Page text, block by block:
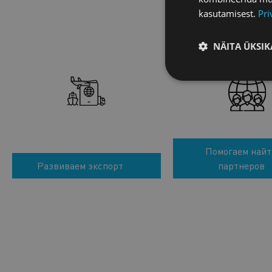
Развиваем экспорт
Помогаем
партнеров
kasutamisest.
NÄITA